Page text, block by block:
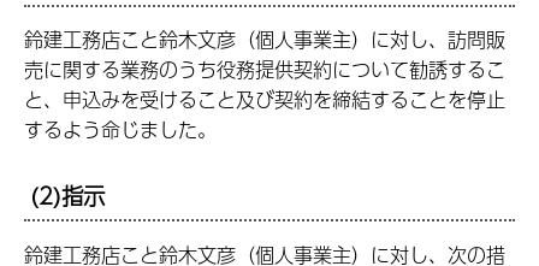
鈴建工務店こと鈴木文彦（個人事業主）に対し、訪問販
売に関する業務のうち役務提供契約について勧誘するこ
と、申込みを受けること及び契約を締結することを停止
するよう命じました。
(2)指示
鈴建工務店こと鈴木文彦（個人事業主）に対し、次の措